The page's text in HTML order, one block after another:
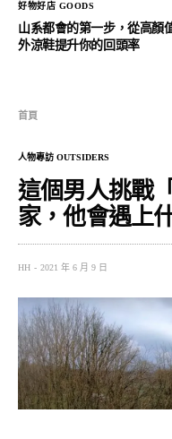
好物好店 GOODS
山系都會的第一步，從高顏
外涼鞋提升你的回頭率
首頁
人物專訪 OUTSIDERS
這個男人挑戰
家，他會遇上
HH 2021 年 6 月 9 日